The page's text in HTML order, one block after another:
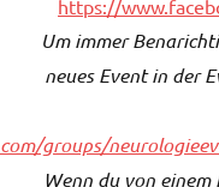
https://
– Um immer
neues Event in der
groups/
– Wenn du von